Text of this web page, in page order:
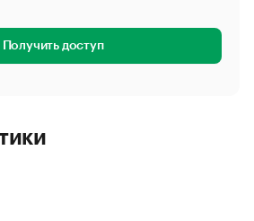
Получить доступ